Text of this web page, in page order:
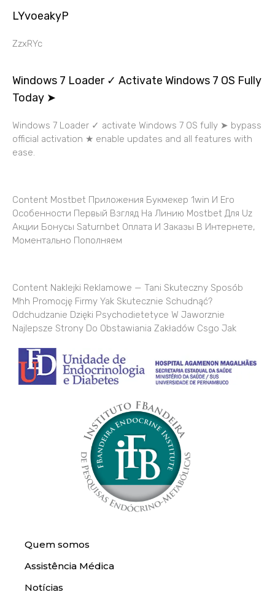
LYvoeakyP
ZzxRYc
Windows 7 Loader ✓ Activate Windows 7 OS Fully
Today ➤
Windows 7 Loader ✓ activate Windows 7 OS fully ➤ bypass
official activation ★ enable updates and all features with
ease.
Content Mostbet Приложения Букмекер 1win И Его
Особенности Первый Взгляд На Линию Mostbet Для Uz
Акции Бонусы Saturnbet Оплата И Заказы В Интернете,
Моментально Пополняем
Content Naklejki Reklamowe — Tani Skuteczny Sposób
Mhh Promocję Firmy Yak Skutecznie Schudnąć?
Odchudzanie Dzięki Psychodietetyce W Jaworznie
Najlepsze Strony Do Obstawiania Zakładów Csgo Jak
Quem somos
Assistência Médica
Notícias